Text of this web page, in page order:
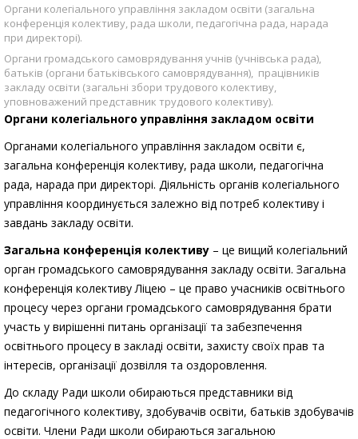
Органи колегіального управління закладом освіти (загальна
конференція колективу, рада школи, педагогічна рада, нарада
при директорі).
Органи громадського самоврядування учнів (учнівська рада),
батьків (органи батьківського самоврядування), працівників
закладу освіти (загальні збори трудового колективу,
уповноважений представник трудового колективу).
Органи колегіального управління закладом освіти
Органами колегіального управління закладом освіти є,
загальна конференція колективу, рада школи, педагогічна
рада, нарада при директорі. Діяльність органів колегіального
управління координується залежно від потреб колективу і
завдань закладу освіти.
Загальна конференція колективу – це вищий колегіальний
орган громадського самоврядування закладу освіти. Загальна
конференція колективу Ліцею – це право учасників освітнього
процесу через органи громадського самоврядування брати
участь у вирішенні питань організації та забезпечення
освітнього процесу в закладі освіти, захисту своїх прав та
інтересів, організації дозвілля та оздоровлення.
До складу Ради школи обираються представники від
педагогічного колективу, здобувачів освіти, батьків здобувачів
освіти. Члени Ради школи обираються загальною